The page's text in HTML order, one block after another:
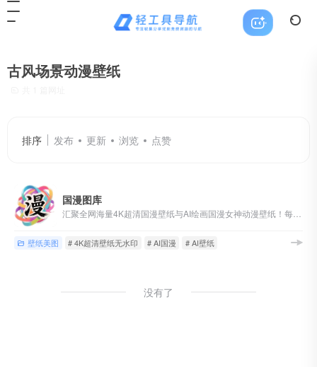
古风场景动漫壁纸
排序 发布 更新 浏览 点赞
国漫图库
壁纸美图 # 4K超清壁纸无水印 # AI国漫 # AI壁纸
没有了